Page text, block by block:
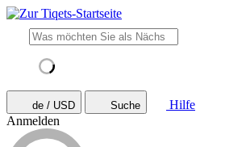
de / USD Suche
Hilfe
Anmelden